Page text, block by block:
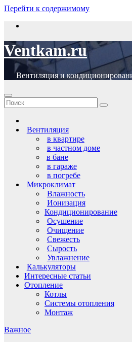
Перейти к содержимому
Ventkam.ru
Вентиляция и
Вентиляция
в квартире
в частном доме
в бане
в гараже
в погребе
Микроклимат
Влажность
Ионизация
Кондиционирование
Осушение
Очищение
Свежесть
Сырость
Увлажнение
Калькуляторы
Интересные статьи
Отопление
Котлы
Системы отопления
Монтаж
Важное